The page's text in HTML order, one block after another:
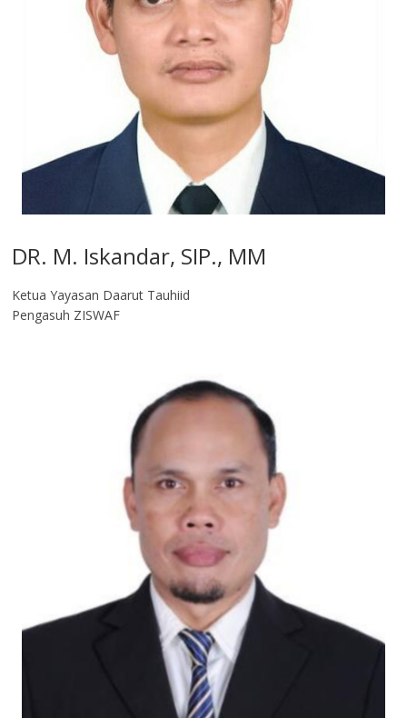
DR. M. Iskandar, SIP., MM
Ketua Yayasan Daarut Tauhiid
Pengasuh ZISWAF